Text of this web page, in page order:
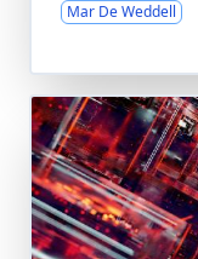
Mar De Weddell